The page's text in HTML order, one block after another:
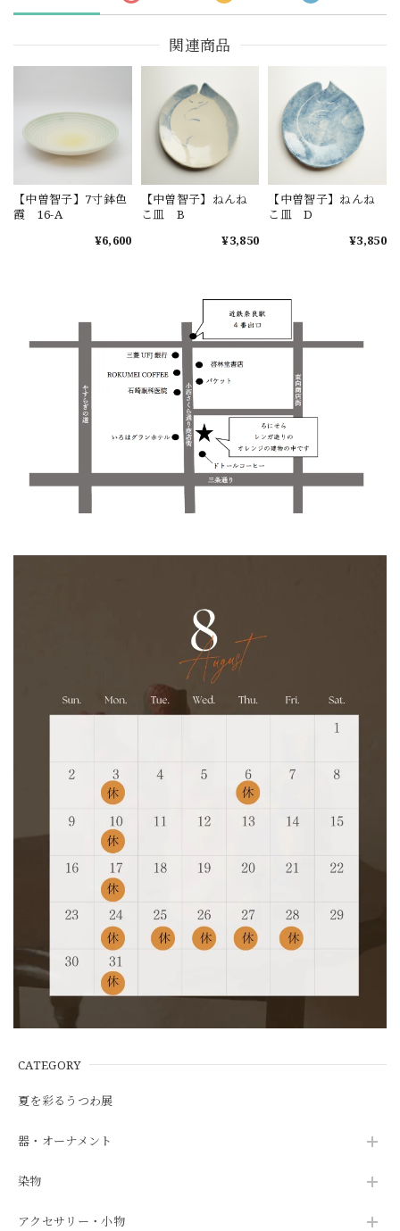
CATEGORY
夏を彩るうつわ展
器・オーナメント
染物
アクセサリー・小物
関連商品
【中曽智子】7寸鉢色
霞 16-A
¥6,600
【中曽智子】ねんね
こ皿 B
¥3,850
【中曽智子】ねんね
こ皿 D
¥3,850